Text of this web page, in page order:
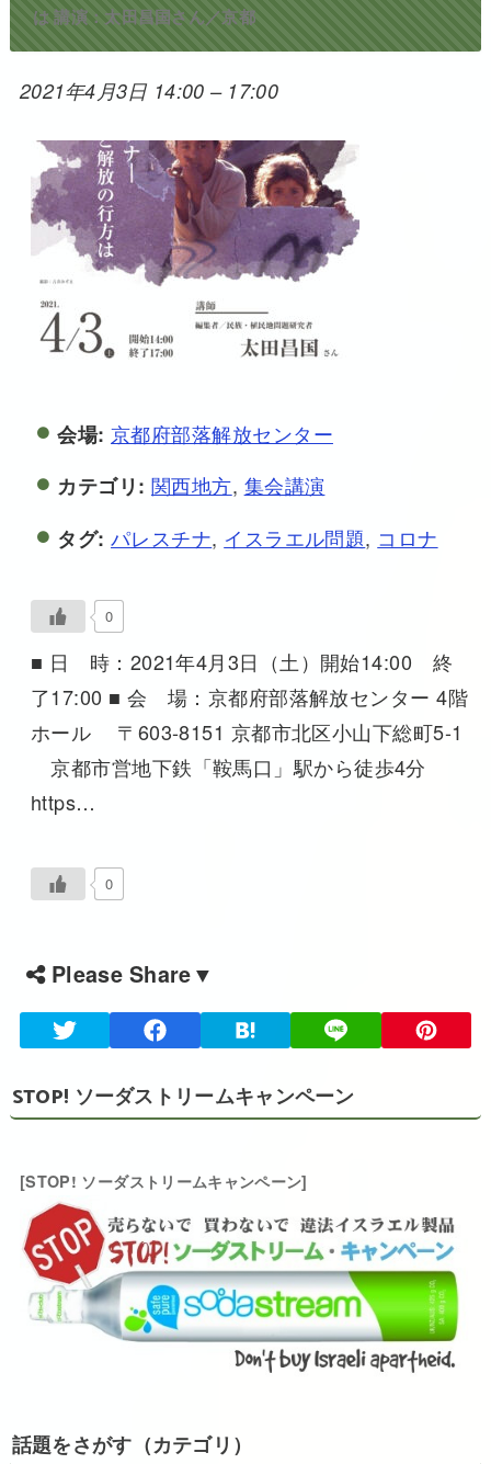
は 講演：太田昌国さん／京都
2021年4月3日 14:00 – 17:00
会場: 京都府部落解放センター
カテゴリ: 関西地方, 集会講演
タグ: パレスチナ, イスラエル問題, コロナ
0
■ 日 時：2021年4月3日（土）開始14:00 終
了17:00 ■ 会 場：京都府部落解放センター 4階
ホール 〒603-8151 京都市北区小山下総町5-1
京都市営地下鉄「鞍馬口」駅から徒歩4分
https…
0
Please Share▼
STOP! ソーダストリームキャンペーン
[STOP! ソーダストリームキャンペーン]
話題をさがす（カテゴリ）